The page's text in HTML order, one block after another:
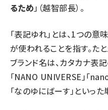
るため」（越智部長）。
「表記ゆれ」とは、1つの
が使われることを指す。たと
ブランド名は、カタカナ表
「NANO UNIVERSE」「
「なのゆにばーす」といっ